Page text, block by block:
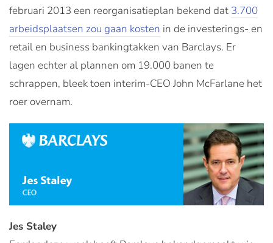
februari 2013 een reorganisatieplan bekend dat 3.700
arbeidsplaatsen zou gaan kosten in de investerings- en
retail en business bankingtakken van Barclays. Er
lagen echter al plannen om 19.000 banen te
schrappen, bleek toen interim-CEO John McFarlane het
roer overnam.
Jes Staley